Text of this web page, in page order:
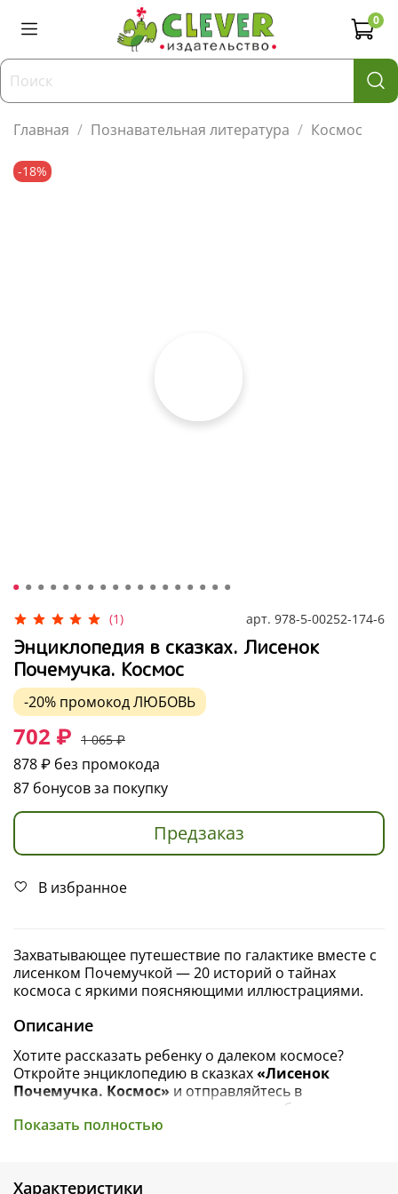
0
Главная Познавательная литература Космос
-18%
(1) арт. 978-5-00252-174-6
Энциклопедия в сказках. Лисенок
Почемучка. Космос
-20% промокодЛЮБОВЬ
702 ₽ 1 065 ₽
878 ₽ без промокода
87 бонусов за покупку
Предзаказ
В избранное
Захватывающее путешествие по галактике вместе с
лисенком Почемучкой — 20 историй о тайнах
космоса с яркими поясняющими иллюстрациями.
Описание
Хотите рассказать ребенку о далеком космосе?
Откройтеэнциклопедию в сказках«Лисенок
Почемучка. Космос» и отправляйтесь в
вместе с любопытным
героем — лисенком, — находя ответы на
Сколько спутников у Сатурна? Почему на Земле
Показать полностью
Характеристики